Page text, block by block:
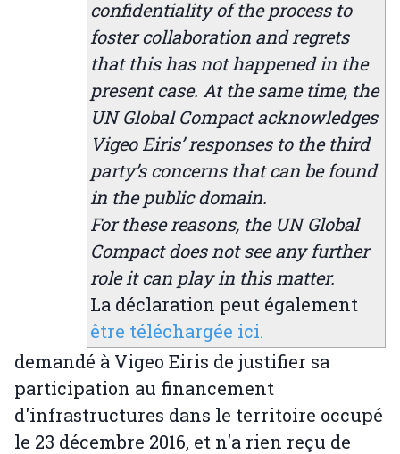
confidentiality of the process to
foster collaboration and regrets
that this has not happened in the
present case. At the same time, the
UN Global Compact acknowledges
Vigeo Eiris’ responses to the third
party’s concerns that can be found
in the public domain.
For these reasons, the UN Global
Compact does not see any further
role it can play in this matter.
La déclaration peut également
être téléchargée ici.
demandé à Vigeo Eiris de justifier sa
participation au financement
d'infrastructures dans le territoire occupé
le 23 décembre 2016, et n'a rien reçu de